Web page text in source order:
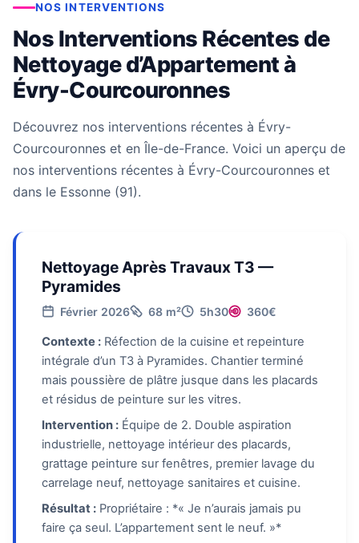
NOS INTERVENTIONS
Nos Interventions Récentes de
Nettoyage d’Appartement à
Évry-Courcouronnes
Découvrez nos interventions récentes à Évry-
Courcouronnes et en Île-de-France. Voici un aperçu de
nos interventions récentes à Évry-Courcouronnes et
dans le Essonne (91).
Nettoyage Après Travaux T3 —
Pyramides
Février 2026 68 m² 5h30 360€
Contexte : Réfection de la cuisine et repeinture
intégrale d’un T3 à Pyramides. Chantier terminé
mais poussière de plâtre jusque dans les placards
et résidus de peinture sur les vitres.
Intervention : Équipe de 2. Double aspiration
industrielle, nettoyage intérieur des placards,
grattage peinture sur fenêtres, premier lavage du
carrelage neuf, nettoyage sanitaires et cuisine.
Résultat : Propriétaire : *« Je n’aurais jamais pu
faire ça seul. L’appartement sent le neuf. »*